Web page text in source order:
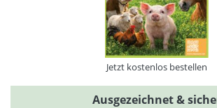
Jetzt kostenlos bestellen
Ausgezeichnet &